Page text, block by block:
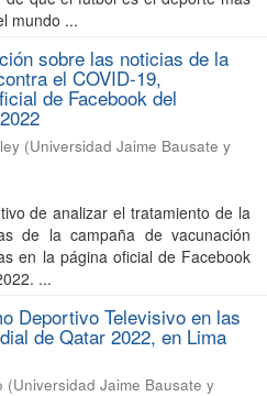
mundo ...
sobre las noticias de la
el COVID-19,
de Facebook del
(Universidad Jaime Bausate y
de analizar el tratamiento de la
de la campaña de vacunación
en la página oficial de Facebook
...
Deportivo Televisivo en las
de Qatar 2022, en Lima
(Universidad Jaime Bausate y